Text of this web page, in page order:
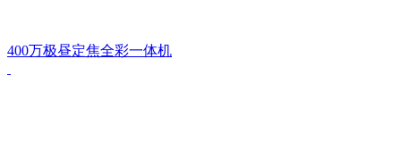
400万极昼定焦全彩一体机